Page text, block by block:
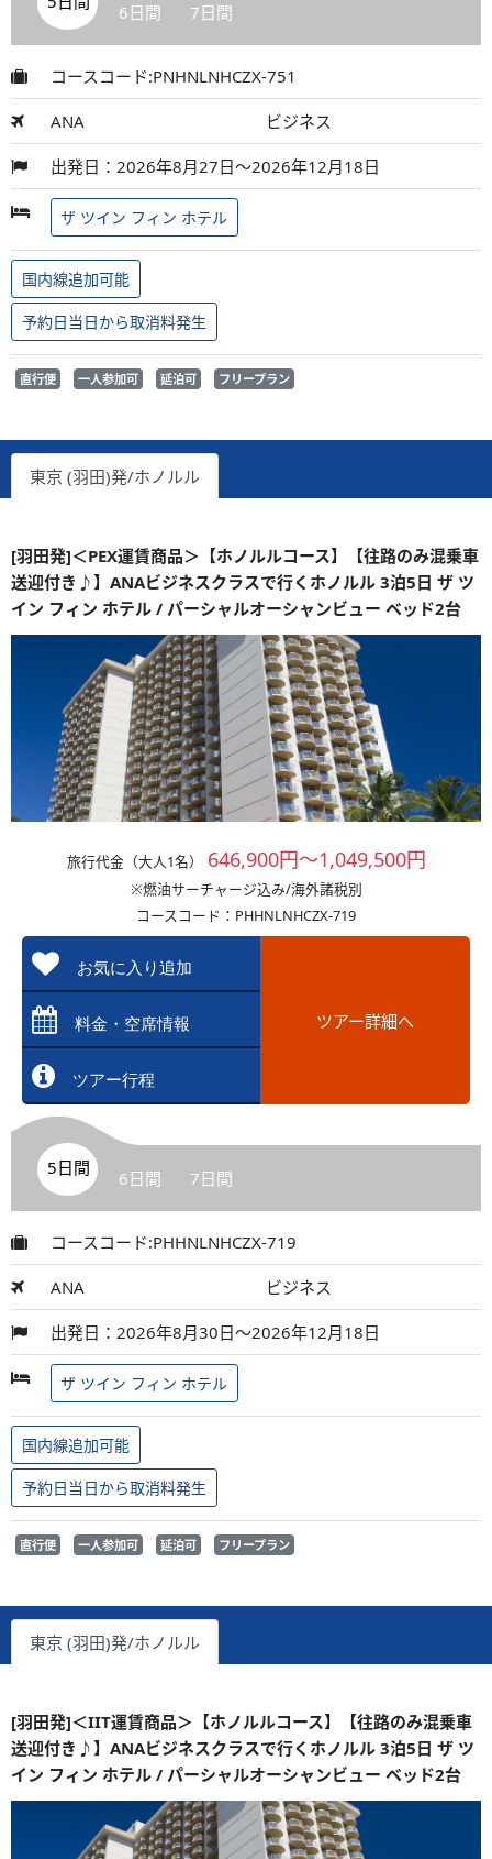
6日間 7日間
コースコード:PNHNLNHCZX-751
ANA ビジネス
出発日：2026年8月27日～2026年12月18日
ザ ツイン フィン ホテル
国内線追加可能
予約日当日から取消料発生
直行便 一人参加可 延泊可 フリープラン
東京 (羽田)発/ホノルル
[羽田発]＜PEX運賃商品＞【ホノルルコース】【往路のみ混乗車
送迎付き♪】ANAビジネスクラスで行くホノルル 3泊5日 ザ ツ
イン フィン ホテル / パーシャルオーシャンビュー ベッド2台
旅行代金（大人1名） 646,900円～1,049,500円
※燃油サーチャージ込み/海外諸税別
コースコード：PHHNLNHCZX-719
お気に入り追加
料金・空席情報
ツアー行程
ツアー詳細へ
5日間 6日間 7日間
コースコード:PHHNLNHCZX-719
ANA ビジネス
出発日：2026年8月30日～2026年12月18日
ザ ツイン フィン ホテル
国内線追加可能
予約日当日から取消料発生
直行便 一人参加可 延泊可 フリープラン
東京 (羽田)発/ホノルル
[羽田発]＜IIT運賃商品＞【ホノルルコース】【往路のみ混乗車
送迎付き♪】ANAビジネスクラスで行くホノルル 3泊5日 ザ ツ
イン フィン ホテル / パーシャルオーシャンビュー ベッド2台